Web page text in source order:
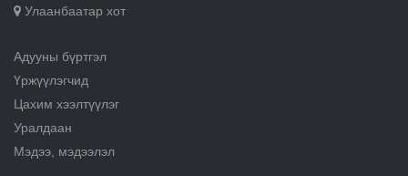
Улаанбаатар хот
Адууны бүртгэл
Үржүүлэгчид
Цахим хээлтүүлэг
Уралдаан
Мэдээ, мэдээлэл